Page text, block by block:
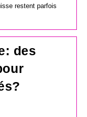
restent parfois
des